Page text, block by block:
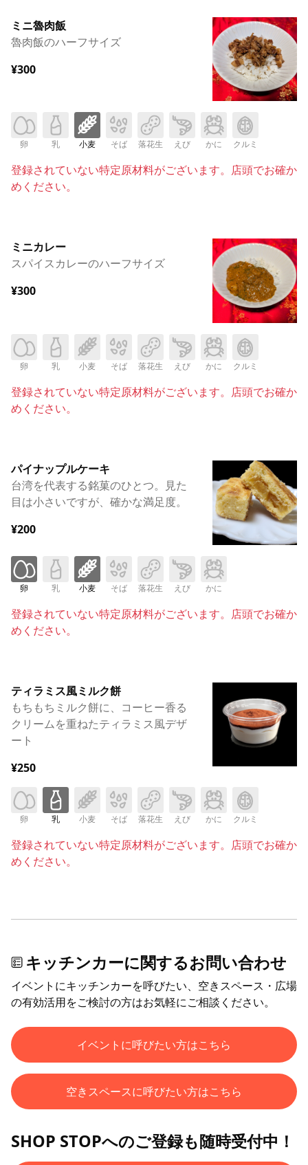
ミニ魯肉飯
魯肉飯のハーフサイズ
¥300
卵 乳 小麦 そば 落花生 えび かに クルミ
登録されていない特定原材料がございます。店頭でお確か
めください。
ミニカレー
スパイスカレーのハーフサイズ
¥300
卵 乳 小麦 そば 落花生 えび かに クルミ
登録されていない特定原材料がございます。店頭でお確か
めください。
パイナップルケーキ
台湾を代表する銘菓のひとつ。見た
目は小さいですが、確かな満足度。
¥200
卵 乳 小麦 そば 落花生 えび かに
登録されていない特定原材料がございます。店頭でお確か
めください。
ティラミス風ミルク餅
もちもちミルク餅に、コーヒー香る
クリームを重ねたティラミス風デザ
ート
¥250
卵 乳 小麦 そば 落花生 えび かに クルミ
登録されていない特定原材料がございます。店頭でお確か
めください。
キッチンカーに関するお問い合わせ
イベントにキッチンカーを呼びたい、空きスペース・広場
の有効活用をご検討の方はお気軽にご相談ください。
イベントに呼びたい方はこちら
空きスペースに呼びたい方はこちら
SHOP STOPへのご登録も随時受付中！